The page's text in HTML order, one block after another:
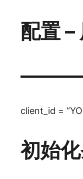
配置 –
client_id =
初始